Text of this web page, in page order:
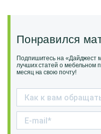
Понравился
Подпишитесь на «Дайджест
лучших статей о мебельном
месяц на свою почту!